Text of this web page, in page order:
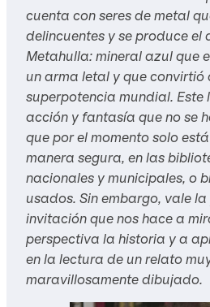
cuenta con seres de metal
delincuentes y se produce el
Metahulla: mineral azul que
un arma letal y que convirtió
superpotencia mundial. Este
acción y fantasía que no se
que por el momento solo
manera segura, en las
nacionales y municipales, o
usados. Sin embargo, vale
invitación que nos hace a
perspectiva la historia y a
en la lectura de un relato
maravillosamente dibujado.